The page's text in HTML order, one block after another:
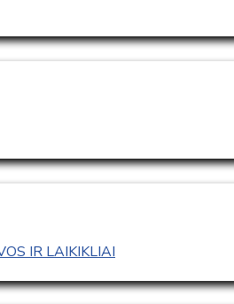
IR LAIKIKLIAI